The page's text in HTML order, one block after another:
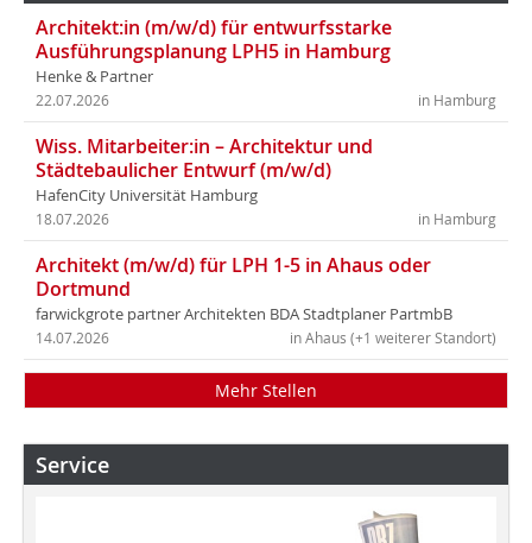
Architekt:in (m/w/d) für entwurfsstarke
Ausführungsplanung LPH5 in Hamburg
Henke & Partner
in Hamburg
22.07.2026
Wiss. Mitarbeiter:in – Architektur und
Städtebaulicher Entwurf (m/w/d)
HafenCity Universität Hamburg
in Hamburg
18.07.2026
Architekt (m/w/d) für LPH 1-5 in Ahaus oder
Dortmund
farwickgrote partner Architekten BDA Stadtplaner PartmbB
in Ahaus (+1 weiterer Standort)
14.07.2026
Mehr Stellen
Service